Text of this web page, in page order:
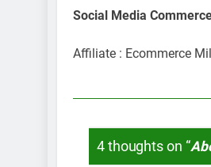
Social Media
Affiliate : Ecommerce
4 thoughts on “